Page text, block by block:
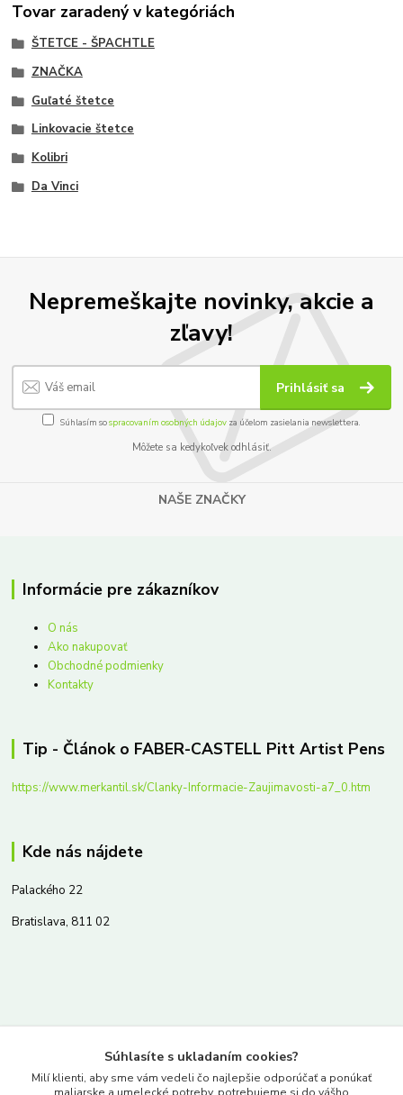
Tovar zaradený v kategóriách
ŠTETCE - ŠPACHTLE
ZNAČKA
Guľaté štetce
Linkovacie štetce
Kolibri
Da Vinci
Nepremeškajte novinky, akcie a
zľavy!
Prihlásiť sa
Súhlasím sospracovaním osobných údajov za účelom zasielania newslettera.
Môžete sa kedykoľvek odhlásiť.
NAŠE ZNAČKY
Informácie pre zákazníkov
O nás
Ako nakupovať
Obchodné podmienky
Kontakty
Tip - Článok o FABER-CASTELL Pitt Artist Pens
https://www.merkantil.sk/Clanky-Informacie-Zaujimavosti-a7_0.htm
Kde nás nájdete
Palackého 22
Bratislava, 811 02
www.merkantil.sk
Súhlasíte s ukladaním cookies?
Milí klienti, aby sme vám vedeli čo najlepšie odporúčať a ponúkať